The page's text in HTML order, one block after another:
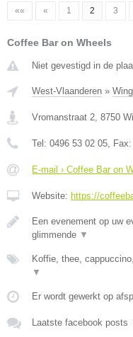
«« « 1 2 3
Coffee Bar on Wheels
Niet gevestigd in de
West-Vlaanderen »
Vromanstraat 2, 8750
Tel: 0496 53 02 05, Fax:
E-mail › Coffee Bar on
Website: https://
Een evenement op uw
glimmende ▼
Koffie, thee,
▼
Er wordt gewerkt op
Laatste facebook posts